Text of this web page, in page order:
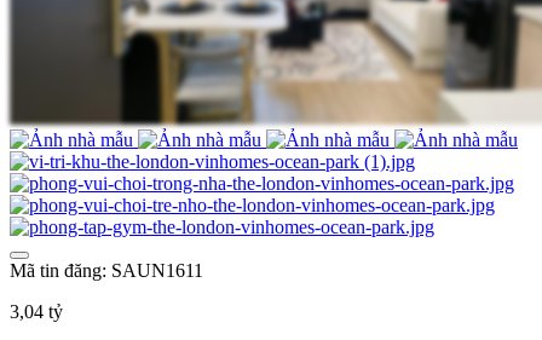
Mã tin đăng: SAUN1611
3,04 tỷ